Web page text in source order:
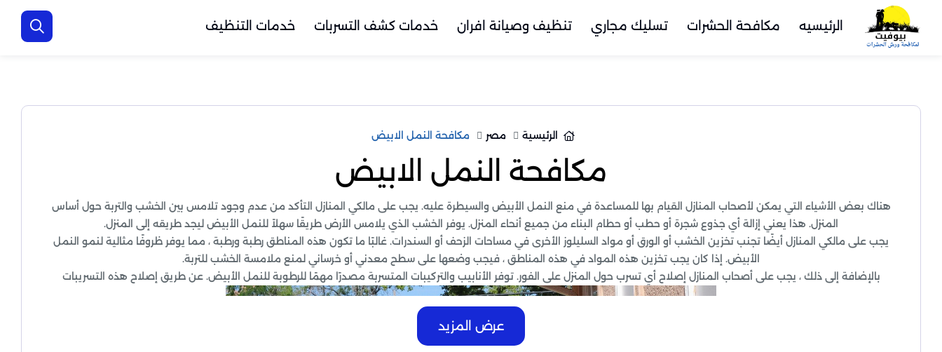
الرئيسيه مكافحة الحشرات تسليك مجاري تنظيف وصيانة افران خدمات كشف التسربات خدمات التنظيف
الرئيسية مصر مكافحة النمل الابيض
مكافحة النمل الابيض
هناك بعض الأشياء التي يمكن لأصحاب المنازل القيام بها للمساعدة في منع النمل الأبيض والسيطرة عليه. يجب على مالكي المنازل التأكد من عدم وجود تلامس بين الخشب والتربة حول أساس
المنزل. هذا يعني إزالة أي جذوع شجرة أو حطب أو حطام البناء من جميع أنحاء المنزل. يوفر الخشب الذي يلامس الأرض طريقًا سهلاً للنمل الأبيض ليجد طريقه إلى المنزل.
يجب على مالكي المنازل أيضًا تجنب تخزين الخشب أو الورق أو مواد السليلوز الأخرى في مساحات الزحف أو السندرات. غالبًا ما تكون هذه المناطق رطبة ورطبة ، مما يوفر ظروفًا مثالية لنمو النمل
الأبيض. إذا كان يجب تخزين هذه المواد في هذه المناطق ، فيجب وضعها على سطح معدني أو خرساني لمنع ملامسة الخشب للتربة.
بالإضافة إلى ذلك ، يجب على أصحاب المنازل إصلاح أي تسرب حول المنزل على الفور. توفر الأنابيب والتركيبات المتسربة مصدرًا مهمًا للرطوبة للنمل الأبيض. عن طريق إصلاح هذه التسريبات
عرض المزيد